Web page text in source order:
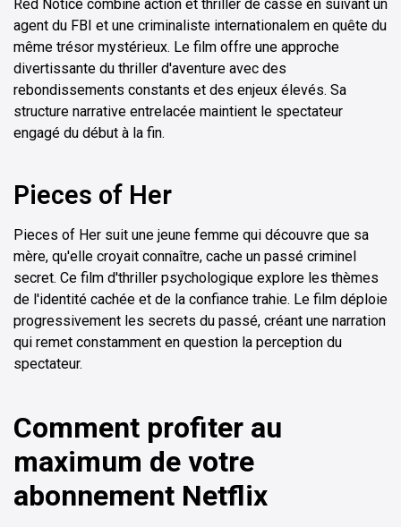
Red Notice combine action et thriller de casse en suivant un
agent du FBI et une criminaliste internationalem en quête du
même trésor mystérieux. Le film offre une approche
divertissante du thriller d'aventure avec des
rebondissements constants et des enjeux élevés. Sa
structure narrative entrelacée maintient le spectateur
engagé du début à la fin.
Pieces of Her
Pieces of Her suit une jeune femme qui découvre que sa
mère, qu'elle croyait connaître, cache un passé criminel
secret. Ce film d'thriller psychologique explore les thèmes
de l'identité cachée et de la confiance trahie. Le film déploie
progressivement les secrets du passé, créant une narration
qui remet constamment en question la perception du
spectateur.
Comment profiter au
maximum de votre
abonnement Netflix